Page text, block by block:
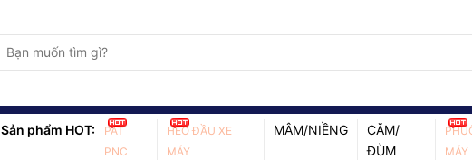
Sản phẩm HOT:
PAT
PNC
HEO ĐẦU XE
MÁY
MÂM/NIỀNG
CĂM/
ĐÙM
MÁY